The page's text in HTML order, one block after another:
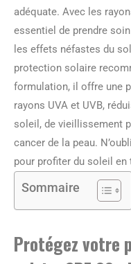
adéquate. Avec les
essentiel de prendre
les effets néfastes du
protection solaire
formulation, il offre une
rayons UVA et UVB,
soleil, de vieillissement
cancer de la peau.
pour profiter du soleil en
Sommaire
Protégez votre